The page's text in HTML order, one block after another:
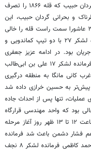
همین‌مساله باعث شد وضعیت خطرناکی برای گردان حبیب که قله ۱۸۶۶ را تصرف
و بحرانی گردان حبیب، این
بود که نیروهای گردان حضرت ابوالفضل لشکر ۳۱ عاشورا سمت راست قله را خالی
کرده بودند. در همان‌حال درگیری ۷ گردان پیاده لشکر ۲۷ با دو تیپ کماندویی و
در جریان بود. در ادامه عزیز جعفری
فرمانده قرارگاه مقدم حمزه به مهدی زین‌الدین فرمانده لشکر ۱۷ علی بن ابی‌طالب
کانی مانگا به منطقه درگیری
پیش‌تر به حسین خرازی داده شد
عملیات، تنها پس از احداث جاده
بود که واحد مهندسی قرارگاه
حمزه از اتمام و احداث ساخت جاده تا حوالی ساعت ۱۲ تا ۱۳ ظهر روز آغاز مرحله
هم فشار دشمن باعث شد فرمانده
یگان‌ها نیروهای احتیاط خود را وارد عمل کنند. احمد کاظمی فرمانده لشکر ۸ نجف